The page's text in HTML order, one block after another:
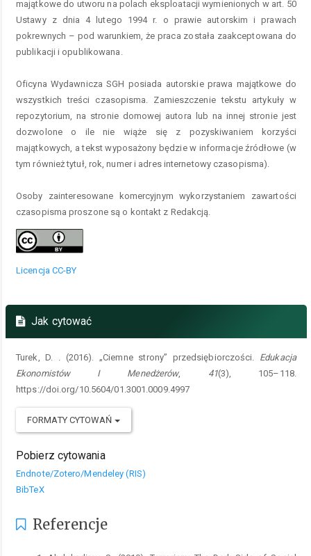
majątkowe do utworu na polach eksploatacji wymienionych w art. 50
Ustawy z dnia 4 lutego 1994 r. o prawie autorskim i prawach
pokrewnych – pod warunkiem, że praca została zaakceptowana do
publikacji i opublikowana.
Oficyna Wydawnicza SGH posiada autorskie prawa majątkowe do
wszystkich treści czasopisma. Zamieszczenie tekstu artykuły w
repozytorium, na stronie domowej autora lub na innej stronie jest
dozwolone o ile nie wiąże się z pozyskiwaniem korzyści
majątkowych, a tekst wyposażony będzie w informacje źródłowe (w
tym również tytuł, rok, numer i adres internetowy czasopisma).
Osoby zainteresowane komercyjnym wykorzystaniem zawartości
czasopisma proszone są o kontakt z Redakcją.
Licencja CC-BY
Jak cytować
Turek, D. . (2016). „Ciemne strony” przedsiębiorczości. Edukacja
Ekonomistów I Menedżerów, 41(3), 105–118.
https://doi.org/10.5604/01.3001.0009.4997
FORMATY CYTOWAŃ
Pobierz cytowania
Endnote/Zotero/Mendeley (RIS)
BibTeX
Referencje